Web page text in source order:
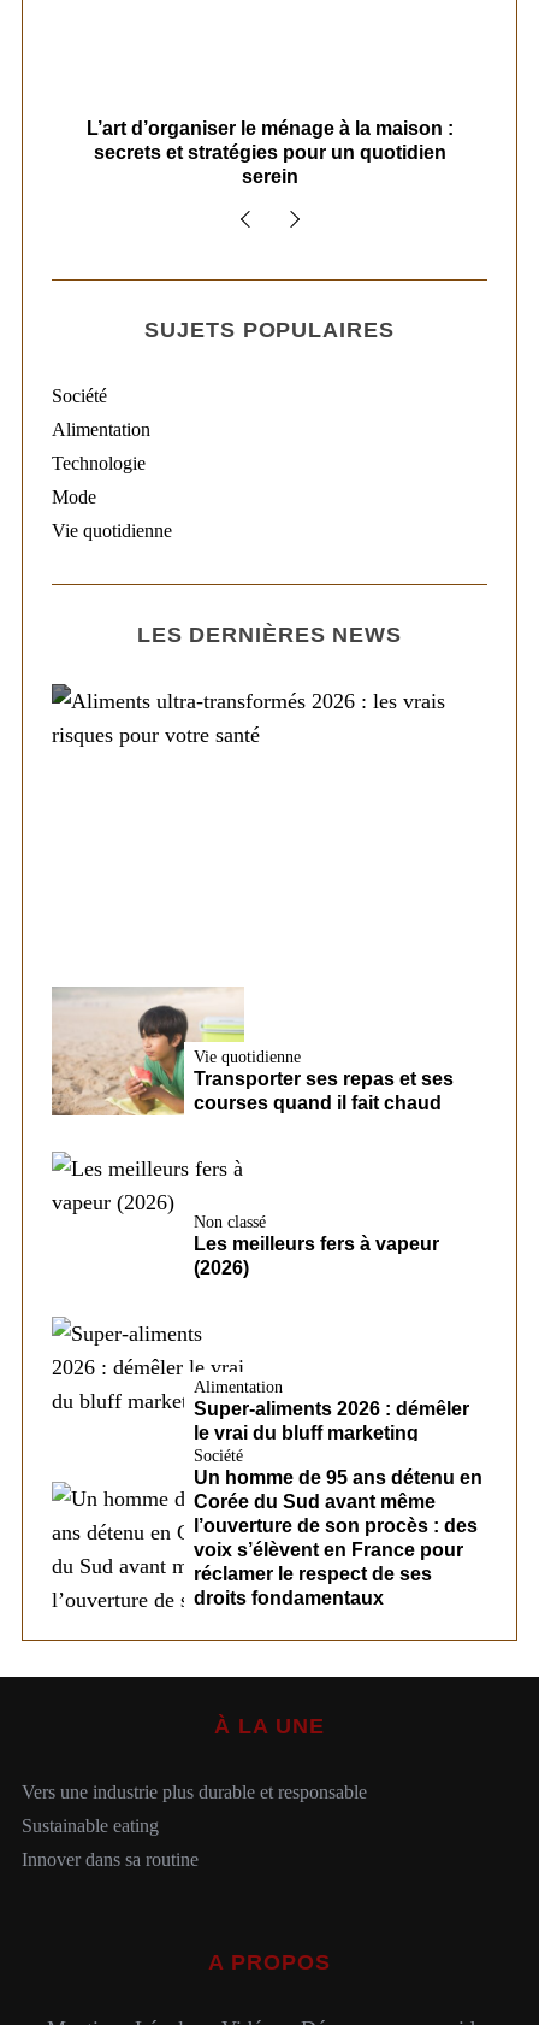
L’art d’organiser le ménage à la maison :
secrets et stratégies pour un quotidien
serein
SUJETS POPULAIRES
Société
Alimentation
Technologie
Mode
Vie quotidienne
LES DERNIÈRES NEWS
Vie quotidienne
Transporter ses repas et ses
courses quand il fait chaud
Non classé
Les meilleurs fers à vapeur
(2026)
Alimentation
Super-aliments 2026 : démêler
le vrai du bluff marketing
Société
Un homme de 95 ans détenu en
Corée du Sud avant même
l’ouverture de son procès : des
voix s’élèvent en France pour
réclamer le respect de ses
droits fondamentaux
À LA UNE
Vers une industrie plus durable et responsable
Sustainable eating
Innover dans sa routine
A PROPOS